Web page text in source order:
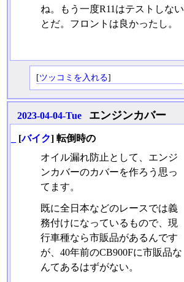
ね。もう一度R11はテストしない
とだ。フロントは良かったし。
[ツッコミを入れる]
2023-04-04-Tue エンジンカバー
[バイク] 転倒時の
オイル漏れ防止として、エンジ
ンカバーのカバーを作ろう思っ
てます。
既に全日本などのレースでは義
務付けになっているもので、現
行車種なら市販品があるんです
が、40年前のCB900Fに市販品な
んてあるはずがない。